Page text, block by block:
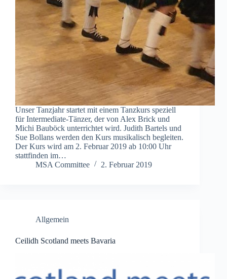
Unser Tanzjahr startet mit einem Tanzkurs speziell
für Intermediate-Tänzer, der von Alex Brick und
Michi Bauböck unterrichtet wird. Judith Bartels und
Sue Bollans werden den Kurs musikalisch begleiten.
Der Kurs wird am 2. Februar 2019 ab 10:00 Uhr
stattfinden im…
MSA Committee
2. Februar 2019
Allgemein
Ceilidh Scotland meets Bavaria